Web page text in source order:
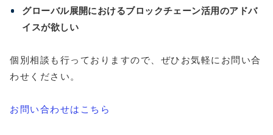
グローバル展開におけるブロックチェーン活用のアドバ
イスが欲しい
個別相談も行っておりますので、ぜひお気軽にお問い合
わせください。
お問い合わせはこちら